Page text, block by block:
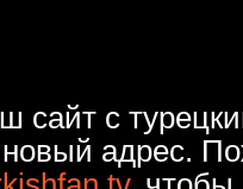
сайт с
новый адрес.